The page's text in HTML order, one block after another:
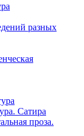
разных
Сатира
проза.